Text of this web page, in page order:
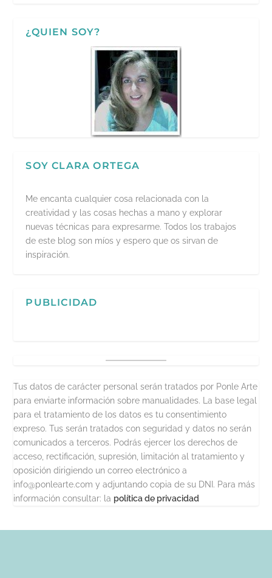
¿QUIEN SOY?
SOY CLARA ORTEGA
Me encanta cualquier cosa relacionada con la
creatividad y las cosas hechas a mano y explorar
nuevas técnicas para expresarme. Todos los trabajos
de este blog son míos y espero que os sirvan de
inspiración.
PUBLICIDAD
Tus datos de carácter personal serán tratados por Ponle Arte
para enviarte información sobre manualidades. La base legal
para el tratamiento de los datos es tu consentimiento
expreso. Tus serán tratados con seguridad y datos no serán
comunicados a terceros. Podrás ejercer los derechos de
acceso, rectificación, supresión, limitación al tratamiento y
oposición dirigiendo un correo electrónico a
info@ponlearte.com y adjuntando copia de su DNI. Para más
información consultar: la política de privacidad